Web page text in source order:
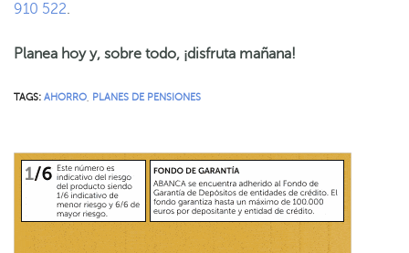
910 522.
Planea hoy y, sobre todo, ¡disfruta mañana!
TAGS: AHORRO PLANES DE PENSIONES